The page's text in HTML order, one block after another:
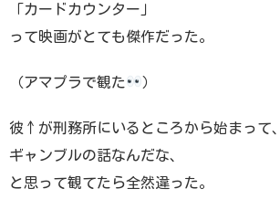
「カードカウンター」
って映画がとても傑作だった。
（アマプラで観た ）
彼↑が刑務所にいるところから始まって、
ギャンブルの話なんだな、
と思って観てたら全然違った。